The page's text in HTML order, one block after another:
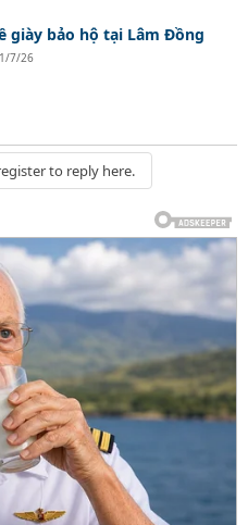
giày bảo hộ tại Lâm Đồng
7/26
to reply here.